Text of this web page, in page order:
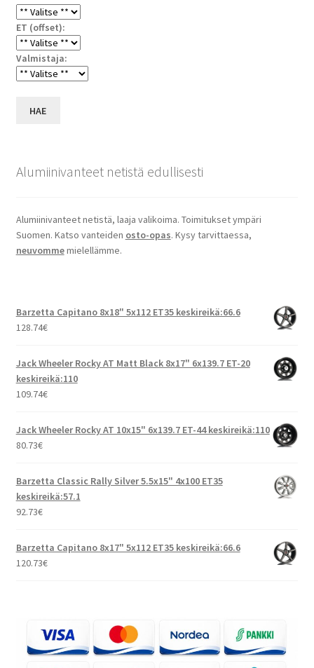
ET (offset):
Valmistaja:
HAE
Alumiinivanteet netistä edullisesti
Alumiinivanteet netistä, laaja valikoima. Toimitukset ympäri
Suomen. Katso vanteiden osto-opas. Kysy tarvittaessa,
neuvommemielellämme.
Barzetta Capitano 8x18" 5x112 ET35 keskireikä:66.6
128.74€
Jack Wheeler Rocky AT Matt Black 8x17" 6x139.7 ET-20
keskireikä:110
109.74€
Jack Wheeler Rocky AT 10x15" 6x139.7 ET-44 keskireikä:110
80.73€
Barzetta Classic Rally Silver 5.5x15" 4x100 ET35
keskireikä:57.1
92.73€
Barzetta Capitano 8x17" 5x112 ET35 keskireikä:66.6
120.73€